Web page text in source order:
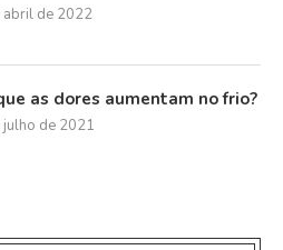
abril de 2022
as dores aumentam no frio?
julho de 2021